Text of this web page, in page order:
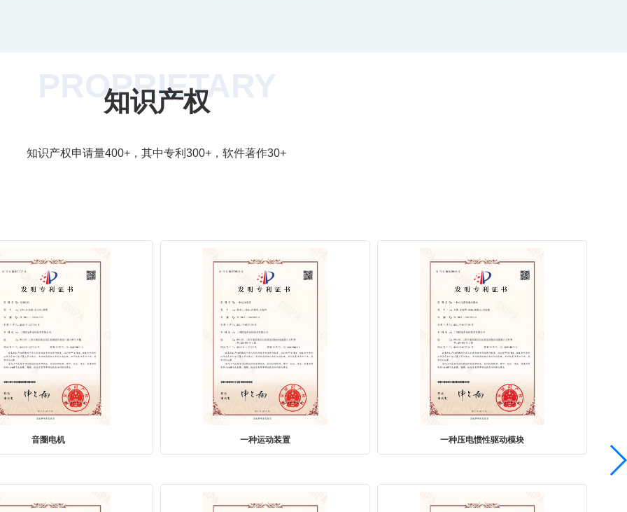
知识产权
PROPRIETARY
知识产权申请量400+，其中专利300+，软件著作30+
一种运动装置 一种压电惯性驱动模块 一种微动台及运动装置